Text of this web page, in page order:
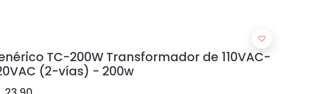
TC-200W Transformador de 110VAC-
(2-vías) - 200w